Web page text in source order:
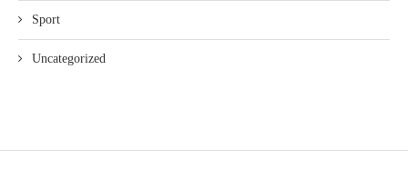
Sport
Uncategorized